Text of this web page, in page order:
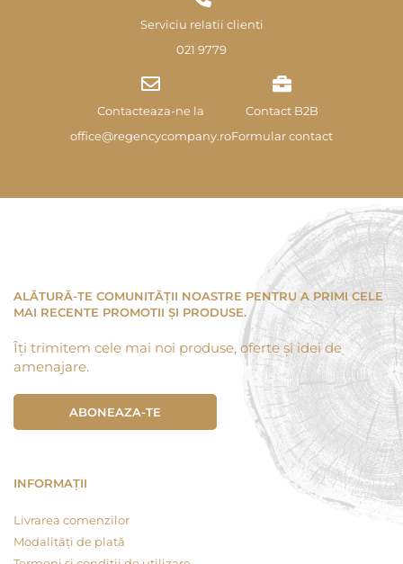
Serviciu relatii clienti
021 9779
Contacteaza-ne la
office@regencycompany.ro
Contact B2B
Formular contact
ALĂTURĂ-TE COMUNITĂȚII NOASTRE PENTRU A PRIMI CELE
MAI RECENTE PROMOTII ȘI PRODUSE.
Îți trimitem cele mai noi produse, oferte și idei de
amenajare.
ABONEAZA-TE
INFORMAȚII
Livrarea comenzilor
Modalități de plată